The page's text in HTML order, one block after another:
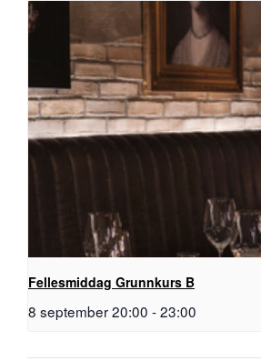
Fellesmiddag Grunnkurs B
8 september 20:00 -23:00